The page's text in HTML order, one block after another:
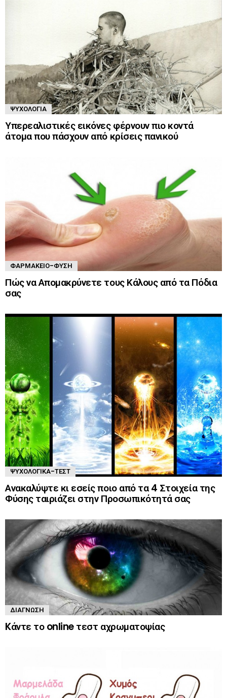
ΨΥΧΟΛΟΓΊΑ
Υπερεαλιστικές εικόνες φέρνουν πιο κοντά
άτομα που πάσχουν από κρίσεις πανικού
ΦΑΡΜΑΚΕΊΟ-ΦΎΣΗ
Πώς να Απομακρύνετε τους Κάλους από τα Πόδια
σας
ΨΥΧΟΛΟΓΙΚΆ-ΤΈΣΤ
Ανακαλύψτε κι εσείς ποιο από τα 4 Στοιχεία της
Φύσης ταιριάζει στην Προσωπικότητά σας
ΔΙΆΓΝΩΣΗ
Kάντε το online τεστ αχρωματοψίας